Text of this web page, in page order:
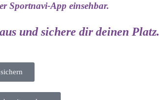
Sportnavi-App einsehbar.
und sichere dir deinen Platz.